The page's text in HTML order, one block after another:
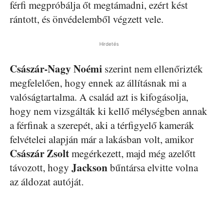
férfi megpróbálja őt megtámadni, ezért kést
rántott, és önvédelemből végzett vele.
Hirdetés
Császár-Nagy Noémi szerint nem ellenőrizték
megfelelően, hogy ennek az állításnak mi a
valóságtartalma. A család azt is kifogásolja,
hogy nem vizsgálták ki kellő mélységben annak
a férfinak a szerepét, aki a térfigyelő kamerák
felvételei alapján már a lakásban volt, amikor
Császár Zsoltmegérkezett, majd még azelőtt
távozott, hogy Jacksonbűntársa elvitte volna
az áldozat autóját.